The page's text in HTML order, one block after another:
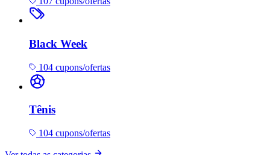
Black Week
104 cupons/ofertas
Tênis
104 cupons/ofertas